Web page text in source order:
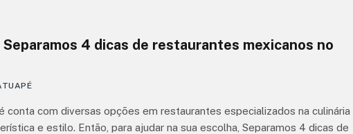
4 dicas de restaurantes mexicanos no
conta com diversas opções em restaurantes especializados na culinária
e estilo. Então, para ajudar na sua escolha, Separamos 4 dicas de
2026